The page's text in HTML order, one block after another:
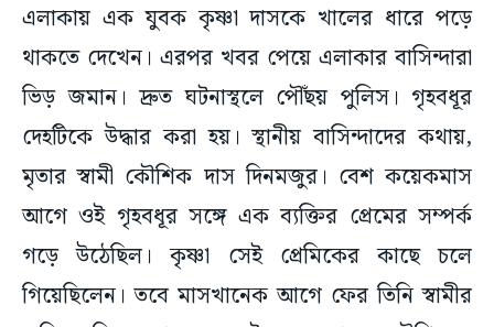
এলাকায় এক যুবক কৃষ্ণা দাসকে খালের ধারে পড়ে
থাকতে দেখেন। এরপর খবর পেয়ে এলাকার বাসিন্দারা
ভিড় জমান। দ্রুত ঘটনাস্থলে পৌঁছয় পুলিস। গৃহবধূর
দেহটিকে উদ্ধার করা হয়। স্থানীয় বাসিন্দাদের কথায়,
মৃতার স্বামী কৌশিক দাস দিনমজুর। বেশ কয়েকমাস
আগে ওই গৃহবধূর সঙ্গে এক ব্যক্তির প্রেমের সম্পর্ক
গড়ে উঠেছিল। কৃষ্ণা সেই প্রেমিকের কাছে চলে
গিয়েছিলেন। তবে মাসখানেক আগে ফের তিনি স্বামীর